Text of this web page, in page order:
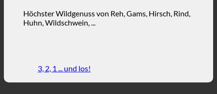
Höchster Wildgenuss von Reh, Gams, Hirsch, Rind,
Huhn, Wildschwein, ...
3, 2, 1 ... und los!